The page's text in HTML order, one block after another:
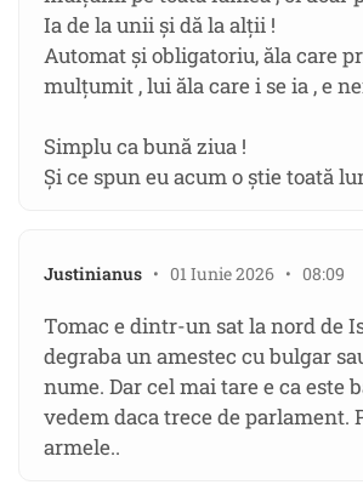
Ia de la unii și dă la alții !
Automat și obligatoriu, ăla care
mulțumit , lui ăla care i se ia , e
Simplu ca bună ziua !
Și ce spun eu acum o știe toată
Justinianus • 01 Iunie 2026 • 08:09
Tomac e dintr-un sat la nord de
degraba un amestec cu bulgar
nume. Dar cel mai tare e ca este
vedem daca trece de parlament.
armele..